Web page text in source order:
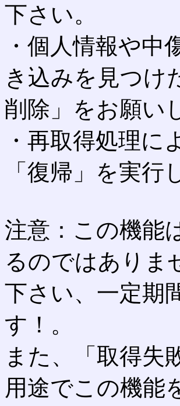
下さい。
・個人情報や
き込みを見つけ
削除」をお願い
・再取得処理
「復帰」を実
注意：この機能
るのではありま
下さい、一定期
す！。
また、「取得失
用途でこの機能